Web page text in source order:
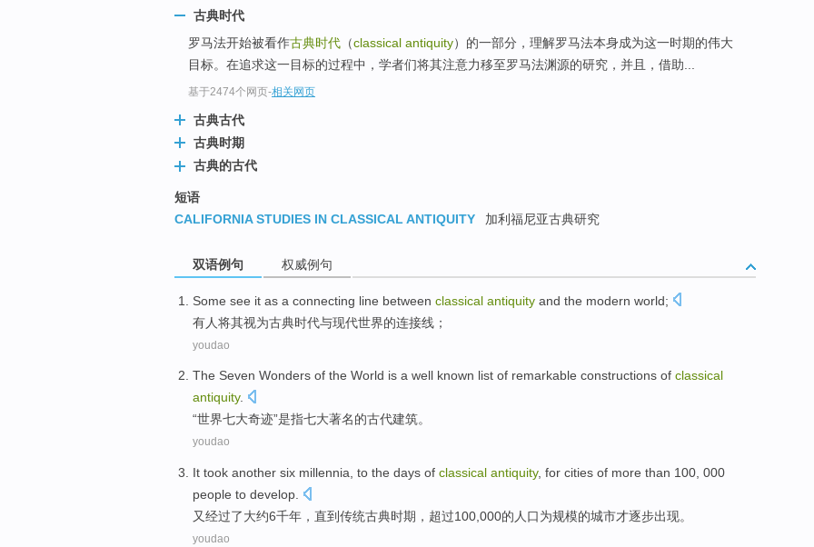
古典时代
罗马法开始被看作古典时代 （classical antiquity）的一部分，理解罗马法本身成为这一时期的伟大
目标。在追求这一目标的过程中，学者们将其注意力移至罗马法渊源的研究，并且，借助...
基于2474个网页-相关网页
古典古代
古典时期
古典的古代
短语
CALIFORNIA STUDIES IN CLASSICAL ANTIQUITY
加利福尼亚古典研究
双语例句 权威例句
Some see it as a connecting line between classical antiquity and the modern world;
有人将其视为古典时代与现代世界的连接线 ；
youdao
The Seven Wonders of the World is a well known list of remarkable constructions of classical
antiquity.
“世界七大奇迹”是指七大著名的古代建筑。
youdao
It took another six millennia, to the days of classical antiquity, for cities of more than 100, 000
people to develop
又经过了大约6千年，直到传统古典时期 ， 超过100,000的 人口为规模的城市才逐步出现。
youdao